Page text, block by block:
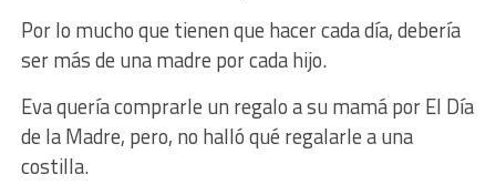
Por lo mucho que tienen que hacer cada día, debería
ser más de una madre por cada hijo.
Eva quería comprarle un regalo a su mamá por El Día
de la Madre, pero, no halló qué regalarle a una
costilla.